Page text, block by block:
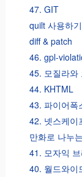
47. GIT
quilt 사용하기
diff & patch
46. gpl-
45. 모질라와
44. KHTML
43. 파이어폭
42. 넷스케이
만화로 나누
41. 모자익
40. 월드와이